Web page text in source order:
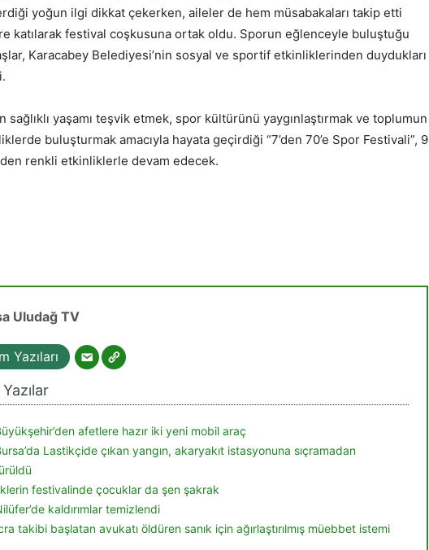
yoğun ilgi dikkat çekerken, aileler de hem müsabakaları takip etti
katılarak festival coşkusuna ortak oldu. Sporun eğlenceyle buluştuğu
Karacabey Belediyesi’nin sosyal ve sportif etkinliklerinden duydukları
sağlıklı yaşamı teşvik etmek, spor kültürünü yaygınlaştırmak ve toplumun
buluşturmak amacıyla hayata geçirdiği “7’den 70’e Spor Festivali”, 9
renkli etkinliklerle devam edecek.
Uludağ TV
Yazıları
afetlere hazır iki yeni mobil araç
Lastikçide çıkan yangın, akaryakıt istasyonuna sıçramadan
festivalinde çocuklar da şen şakrak
kaldırımlar temizlendi
takibi başlatan avukatı öldüren sanık için ağırlaştırılmış müebbet istemi